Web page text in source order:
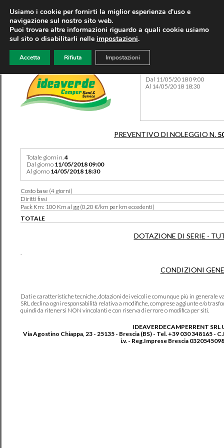
Dal 11/05/2018 09:00
Al 14/05/2018 18:30
PREVENTIVO DI NOLEGGIO N.
Totale giorni n.4
Dal giorno 11/05/2018 09:00
Al giorno 14/05/2018 18:30
Costo base (4 giorni)
Diritti fissi
Pack Km: 100 Km al gg (0,20 €/km per km eccedenti)
TOTALE
DOTAZIONE DI SERIE -
.
CONDIZIONI
Dati e caratteristiche tecniche, dotazioni dei veicoli e comunque più in generale
SRL declina ogni responsabilità relativa a modifiche, comprese aggiunte e/o
quindi da ritenersi NON vincolanti e con riserva di errore o modifica per siti.
IDEAVERDECAMPERRENT SRL
Via Agostino Chiappa, 23 - 25135 - Brescia (BS) - Tel. +39 030 348165 -
i.v. - Reg.Imprese Brescia
Usiamo i cookie per fornirti la miglior esperienza d'uso e
navigazione sul nostro sito web.
Puoi trovare altre informazioni riguardo a quali cookie usiamo
sul sito o disabilitarli nelle impostazioni.
Accetta Rifiuta Impostazioni